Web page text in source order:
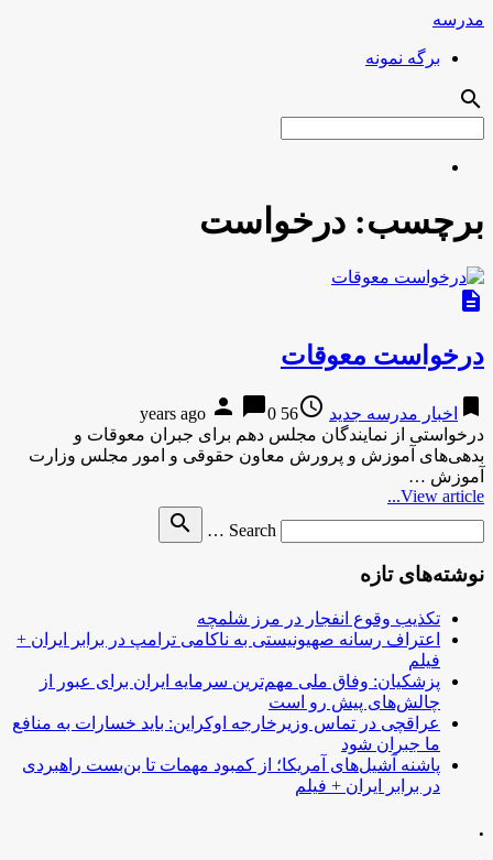
مدرسه
برگه نمونه
search
برچسب: درخواست
description
درخواست معوقات
bookmark اخبار مدرسه جدید access_time
56 years ago
person chat_bubble0
درخواستی از نمایندگان مجلس دهم برای جبران معوقات و
بدهی‌های آموزش و پرورش معاون حقوقی و امور مجلس وزارت
آموزش …
View article...
Search …
search
نوشته‌های تازه
تکذیب وقوع انفجار در مرز شلمچه
اعتراف رسانه صهیونیستی به ناکامی ترامپ در برابر ایران +
فیلم
پزشکیان: وفاق ملی مهم‌ترین سرمایه ایران برای عبور از
چالش‌های پیش رو است
عراقچی در تماس وزیرخارجه اوکراین: باید خسارات به منافع
ما جبران شود
پاشنه آشیل‌های آمریکا؛ از کمبود مهمات تا بن‌بست راهبردی
در برابر ایران + فیلم
.